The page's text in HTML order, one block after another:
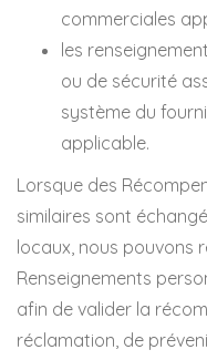
commerciales
les
ou de sécurité
système du
applicable.
Lorsque des
similaires sont
locaux, nous pouvons
Renseignements
afin de valider la
réclamation, de